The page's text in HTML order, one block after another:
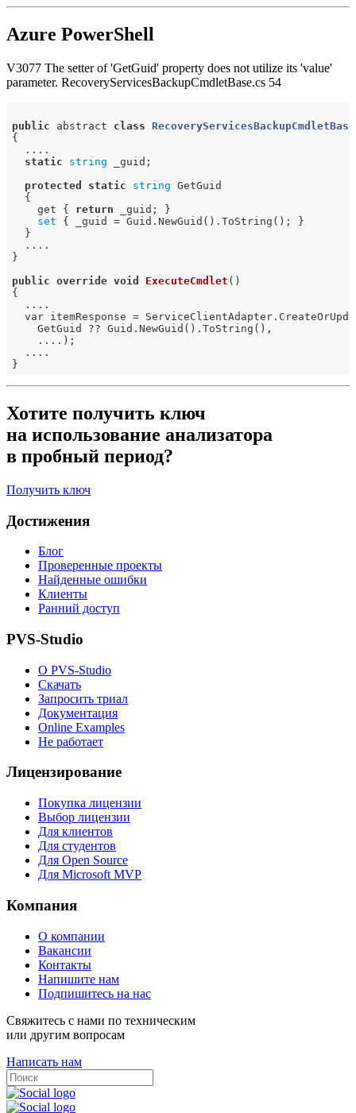
Azure PowerShell
V3077 The setter of 'GetGuid' property does not utilize its 'value'
parameter. RecoveryServicesBackupCmdletBase.cs 54
public abstract class RecoveryServicesBackupCmdletBase
{
  ....
static
string _guid;
protected
static string GetGuid
  {
    get {
return _guid; }
set { _guid = Guid.NewGuid().ToString(); }
  }
  ....
}
public override void ExecuteCmdlet ()
{
  ....
var itemResponse =
    GetGuid ?? Guid.NewGuid().ToString(),
    ....);
  ....
Хотите получить ключ
на использование анализатора
в пробный период?
Получить ключ
Достижения
Блог
Проверенные проекты
Найденные ошибки
Клиенты
Ранний доступ
PVS-Studio
О PVS-Studio
Скачать
Запросить триал
Документация
Online Examples
Не работает
Лицензирование
Покупка лицензии
Выбор лицензии
Для клиентов
Для студентов
Для Open Source
Для Microsoft MVP
Компания
О компании
Вакансии
Контакты
Напишите нам
Подпишитесь на нас
Свяжитесь с нами по техническим
или другим вопросам
Написать нам